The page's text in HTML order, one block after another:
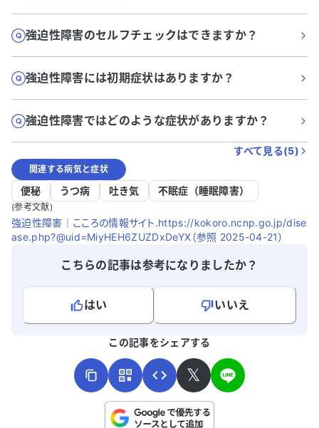
強迫性障害のセルフチェックはできますか？
強迫性障害には初期症状はありますか？
強迫性障害ではどのような症状がありますか？
すべて見る(5)
関連する病気と症状
便秘 うつ病 吐き気 不眠症（睡眠障害）
(参考文献)
強迫性障害｜こころの情報サイト.https://kokoro.ncnp.go.jp/dise
ase.php?@uid=MiyHEH6ZUZDxDeYX（参照 2025-04-21）
こちらの記事は参考になりましたか？
はい
いいえ
この記事をシェアする
𝕏